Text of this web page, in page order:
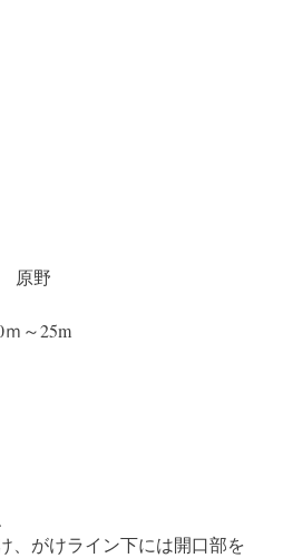
原野
～25m
、がけライン下には開口部を